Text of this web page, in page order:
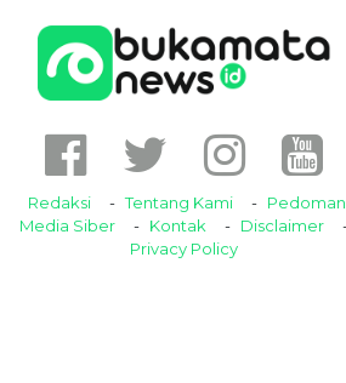
Redaksi Tentang Kami
Pedoman
Media Siber
Kontak
Disclaimer
Privacy Policy